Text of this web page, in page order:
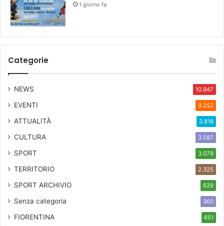
1 giorno fa
Categorie
NEWS 10.947
EVENTI 9.252
ATTUALITÀ 3.818
CULTURA 3.587
SPORT 3.079
TERRITORIO 2.325
SPORT ARCHIVIO 629
Senza categoria 360
FIORENTINA 651